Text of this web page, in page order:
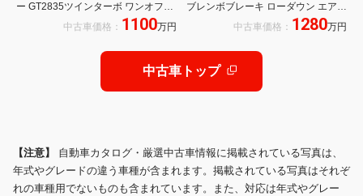
ー GT2835ツインターボ ワンオフイ
ンクラ トラストサージタンク デフィ
中古車価格： 1100万円
ブレンボブレーキ ローダウン エアロ
ターボ 5速スピード S15クーペ
中古車価格： 1280万円
中古車トップ
【注意】 自動車カタログ・厳選中古車情報に掲載されている写真は、
年式やグレードの違う車種が含まれます。掲載されている写真はそれぞ
れの車種用でないものも含まれています。また、対応は年式やグレー